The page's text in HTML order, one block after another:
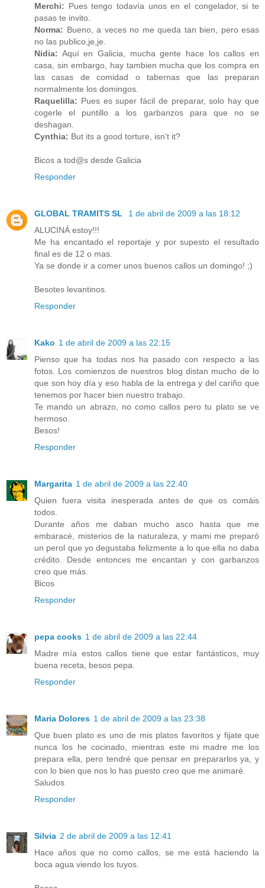
Merchi: Pues tengo todavía unos en el congelador, si te
pasas te invito.
Norma: Bueno, a veces no me queda tan bien, pero esas
no las publico,je,je.
Nidia: Aquí en Galicia, mucha gente hace los callos en
casa, sin embargo, hay tambien mucha que los compra en
las casas de comidad o tabernas que las preparan
normalmente los domingos.
Raquelilla: Pues es super fácil de preparar, solo hay que
cogerle el puntillo a los garbanzos para que no se
deshagan.
Cynthia: But its a good torture, isn't it?
Bicos a tod@s desde Galicia
Responder
GLOBAL TRAMITS SL
1 de abril de 2009 a las 18:12
ALUCINÁ estoy!!!
Me ha encantado el reportaje y por supesto el resultado
final es de 12 o mas.
Ya se donde ir a comer unos buenos callos un domingo! ;)
Besotes levantinos.
Responder
Kako 1 de abril de 2009 a las 22:15
Pienso que ha todas nos ha pasado con respecto a las
fotos. Los comienzos de nuestros blog distan mucho de lo
que son hoy día y eso habla de la entrega y del cariño que
tenemos por hacer bien nuestro trabajo.
Te mando un abrazo, no como callos pero tu plato se ve
hermoso.
Besos!
Responder
Margarita 1 de abril de 2009 a las 22:40
Quien fuera visita inesperada antes de que os comáis
todos.
Durante años me daban mucho asco hasta que me
embaracé, misterios de la naturaleza, y mami me preparó
un perol que yo degustaba felizmente a lo que ella no daba
crédito. Desde entonces me encantan y con garbanzos
creo que más.
Bicos
Responder
pepa cooks 1 de abril de 2009 a las 22:44
Madre mía estos callos tiene que estar fantásticos, muy
buena receta, besos pepa.
Responder
Maria Dolores 1 de abril de 2009 a las 23:38
Que buen plato es uno de mis platos favoritos y fijate que
nunca los he cocinado, mientras este mi madre me los
prepara ella, pero tendré que pensar en prepararlos ya, y
con lo bien que nos lo has puesto creo que me animaré.
Saludos
Responder
Silvia 2 de abril de 2009 a las 12:41
Hace años que no como callos, se me está haciendo la
boca agua viendo los tuyos.